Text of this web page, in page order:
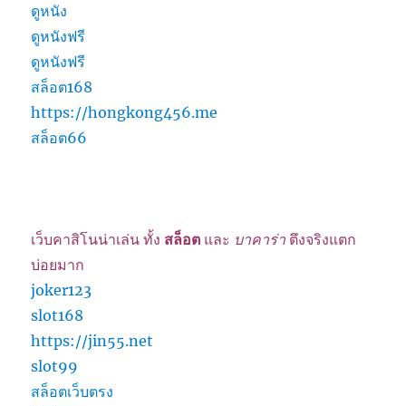
ดูหนัง
ดูหนังฟรี
ดูหนังฟรี
สล็อต168
https://hongkong456.me
สล็อต66
เว็บคาสิโนน่าเล่น ทั้ง สล็อต และ บาคาร่า ตึงจริงแตก
บ่อยมาก
joker123
slot168
https://jin55.net
slot99
สล็อตเว็บตรง